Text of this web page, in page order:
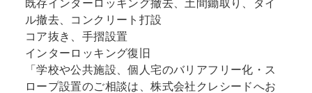
既存インターロッキング撤去、土間鋤取り、タイ
ル撤去、コンクリート打設
コア抜き、手摺設置
インターロッキング復旧
「学校や公共施設、個人宅のバリアフリー化・ス
ロープ設置のご相談は、株式会社クレシードへお